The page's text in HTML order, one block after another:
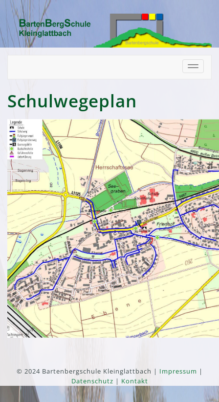
Toggle
Schulwegeplan
© 2024 Bartenbergschule Kleinglattbach | Impressum |
Datenschutz | Kontakt